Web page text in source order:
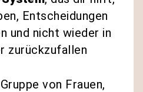
Entscheidungen
und nicht wieder in
zurückzufallen
von Frauen,